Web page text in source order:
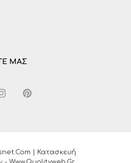
ΜΑΣ
| Κατασκευή